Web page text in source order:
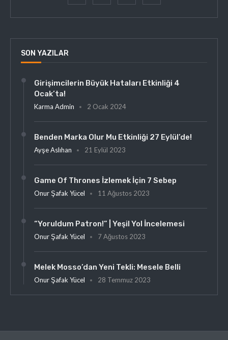
SON YAZILAR
Girişimcilerin Büyük Hataları Etkinliği 4
Ocak’ta!
Karma Admin 2 Ocak 2024
Benden Marka Olur Mu Etkinliği 27 Eylül’de!
Ayşe Aslıhan 21 Eylül 2023
Game Of Thrones İzlemek İçin 7 Sebep
Onur Şafak Yücel 11 Ağustos 2023
“Yoruldum Patron!” | Yeşil Yol İncelemesi
Onur Şafak Yücel 7 Ağustos 2023
Melek Mosso’dan Yeni Tekli: Mesele Belli
Onur Şafak Yücel 28 Temmuz 2023